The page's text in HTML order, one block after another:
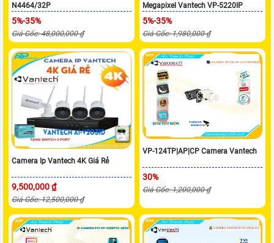
N4464/32P
5%-35%
Giá Gốc: 48,000,000 ₫
Megapixel Vantech VP-5220IP
5%-35%
Giá Gốc: 1,980,000 ₫
Camera Ip Vantech 4K Giá Rẻ
9,500,000 ₫
Giá Gốc: 12,500,000 ₫
VP-124TP|AP|CP Camera Vantech
30%
Giá Gốc: 1,200,000 ₫